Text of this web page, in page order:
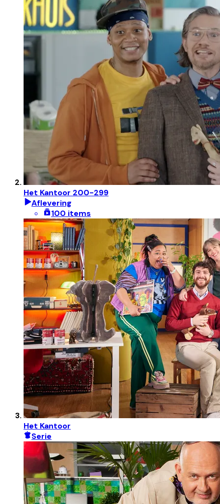
Het Kantoor 200-299
Aflevering
100 items
Het Kantoor
Serie